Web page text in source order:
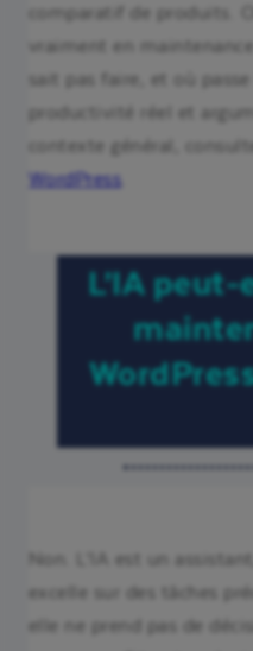
comparatif de produits.
vraiment en
sait pas faire, et où
productivité réel et
contexte général,
WordPress
L’IA
Non. L’IA est un
excelle sur des tâches
elle ne prend pas de